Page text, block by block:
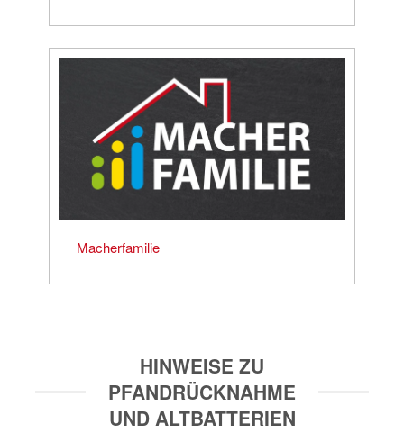
Macherfamilie
HINWEISE ZU
PFANDRÜCKNAHME
UND ALTBATTERIEN